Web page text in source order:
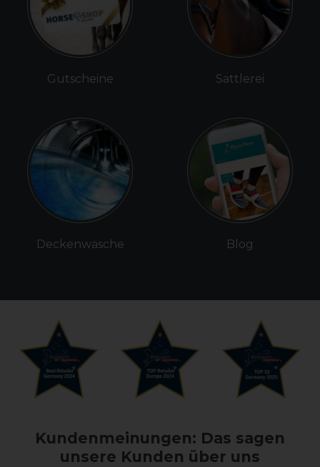
Gutscheine
Deckenwäsche
Sattlerei
Blog
Kundenmeinungen: Das sagen
unsere Kunden über uns